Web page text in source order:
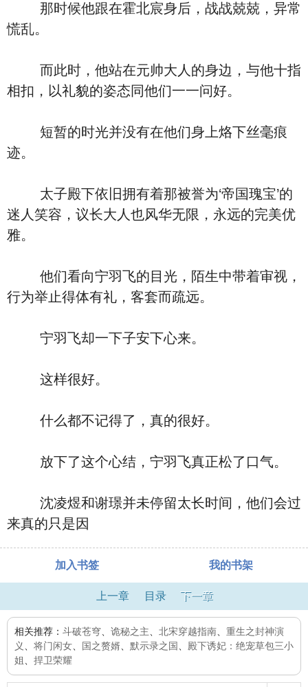
那时候他跟在霍北宸身后，战战兢兢，异常
慌乱。
而此时，他站在元帅大人的身边，与他十指
相扣，以礼貌的姿态同他们一一问好。
短暂的时光并没有在他们身上烙下丝毫痕
迹。
太子殿下依旧拥有着那被誉为‘帝国瑰宝’的
迷人笑容，议长大人也风华无限，永远的完美优
雅。
他们看向宁羽飞的目光，陌生中带着审视，
行为举止得体有礼，客套而疏远。
宁羽飞却一下子安下心来。
这样很好。
什么都不记得了，真的很好。
放下了这个心结，宁羽飞真正松了口气。
沈凌煜和谢璟并未停留太长时间，他们会过
来真的只是因
加入书签 我的书架
上一章 目录 下一章
相关推荐： 斗破苍穹 诡秘之主 北宋穿越指南
重生之封神演
义
将门闲女 国之赘婿 默示录之国
殿下诱妃：绝宠草包三小
姐
捍卫荣耀